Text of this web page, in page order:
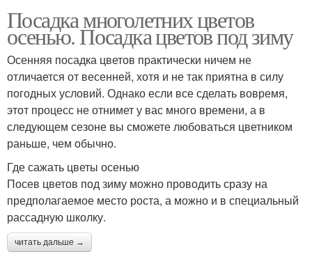
Посадка многолетних цветов
осенью. Посадка цветов под зиму
Осенняя посадка цветов практически ничем не
отличается от весенней, хотя и не так приятна в силу
погодных условий. Однако если все сделать вовремя,
этот процесс не отнимет у вас много времени, а в
следующем сезоне вы сможете любоваться цветником
раньше, чем обычно.
Где сажать цветы осенью
Посев цветов под зиму можно проводить сразу на
предполагаемое место роста, а можно и в специальный
рассадную школку.
читать дальше →